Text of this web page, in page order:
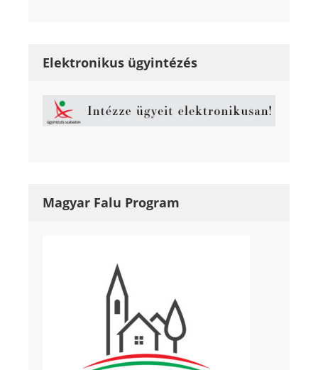
Elektronikus ügyintézés
Magyar Falu Program